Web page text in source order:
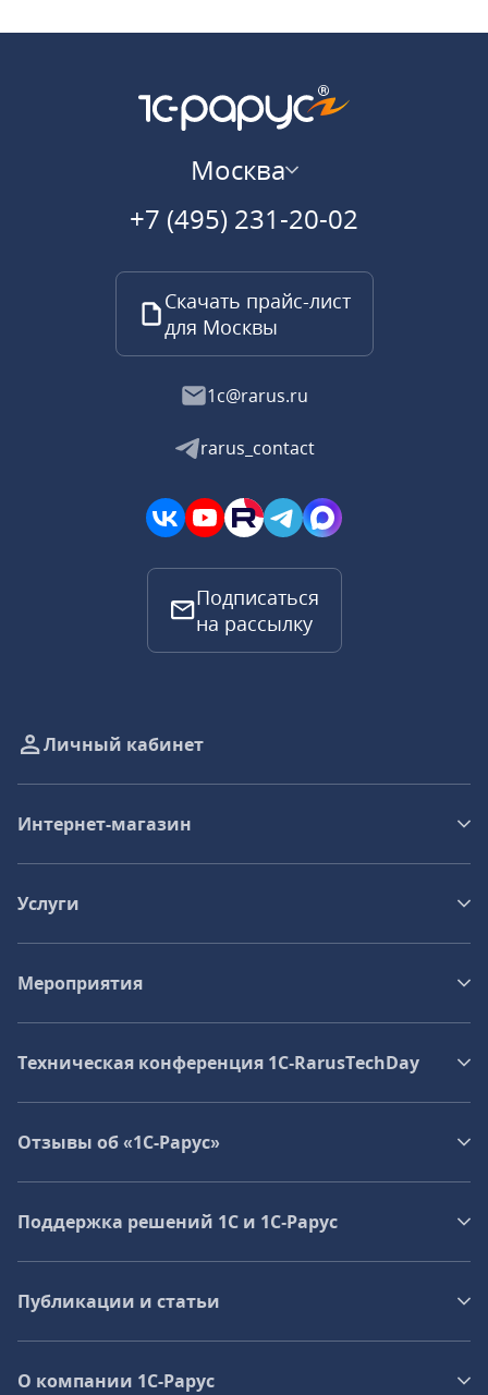
Москва
+7 (495) 231-20-02
Скачать прайс-лист
для Москвы
1c@rarus.ru
rarus_contact
Подписаться
на рассылку
Личный кабинет
Интернет-магазин
Услуги
Мероприятия
Техническая конференция 1C‑RarusTechDay
Отзывы об «1С-Рарус»
Поддержка решений 1С и 1С‑Рарус
Публикации и статьи
О компании 1C-Рарус